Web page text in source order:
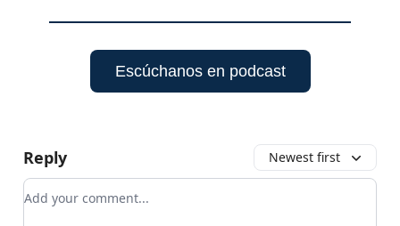
Escúchanos en podcast
Reply Newest first
Add your comment